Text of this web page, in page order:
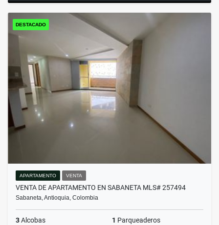
DESTACADO
APARTAMENTO VENTA
VENTA DE APARTAMENTO EN SABANETA MLS# 257494
Sabaneta, Antioquia, Colombia
3Alcobas 1 Parqueaderos